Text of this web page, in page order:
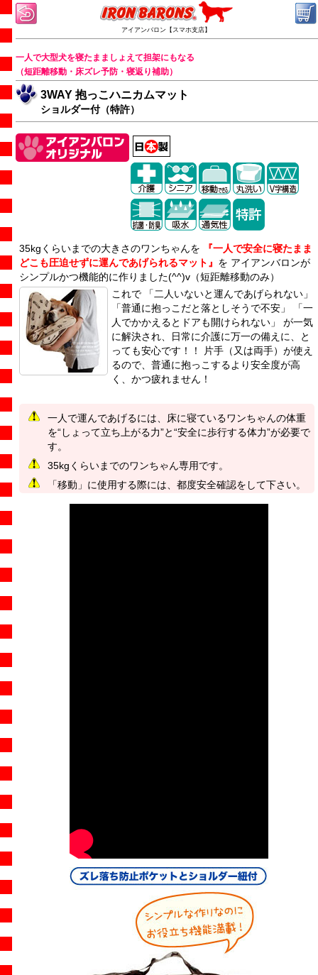
アイアンバロン【スマホ支店】
一人で大型犬を寝たまましょえて担架にもなる
（短距離移動・床ズレ予防・寝返り補助）
3WAY 抱っこハニカムマット
ショルダー付（特許）
35kgくらいまでの大きさのワンちゃんを
『一人で安全に寝たまま
どこも圧迫せずに運んであげられるマット』 を アイアンバロンが
シンプルかつ機能的に作りました(^^)v（短距離移動のみ）
これで 「二人いないと運んであげられない」
「普通に抱っこだと落としそうで不安」 「一
人でかかえるとドアも開けられない」 が一気
に解決され、日常に介護に万一の備えに、と
っても安心です！！ 片手（又は両手）が使え
るので、普通に抱っこするより安全度が高
く、かつ疲れません！
一人で運んであげるには、床に寝ているワンちゃんの体重
を“しょって立ち上がる力”と“安全に歩行する体力”が必要で
す。
35kgくらいまでのワンちゃん専用です。
「移動」に使用する際には、都度安全確認をして下さい。